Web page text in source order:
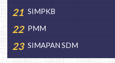
SIMPKB
PMM
SIMAPAN SDM